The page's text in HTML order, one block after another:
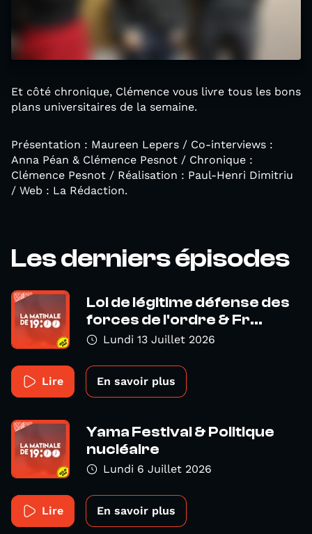
Et côté chronique, Clémence vous livre tous les bons
plans universitaires de la semaine.
Présentation : Maureen Lepers / Co-interviews :
Anna Péan & Clémence Pesnot / Chronique :
Clémence Pesnot / Réalisation : Paul-Henri Dimitriu
/ Web : La Rédaction.
Les derniers épisodes
Loi de légitime défense des
forces de l'ordre & Fr...
Lundi 13 Juillet 2026
Lire En savoir plus
Yama Festival & Politique
nucléaire
Lundi 6 Juillet 2026
Lire En savoir plus